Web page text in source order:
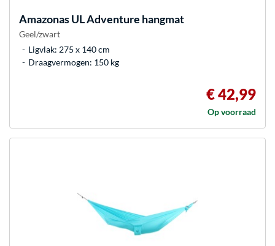
AmazonasUL Adventure hangmat
Geel/zwart
Ligvlak: 275 x 140 cm
Draagvermogen: 150 kg
€ 42,99
Op voorraad